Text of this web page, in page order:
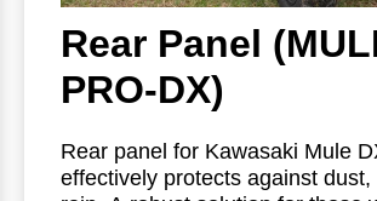
Rear Panel
PRO-DX)
Rear panel for Kawasaki Mule
effectively protects against dust,